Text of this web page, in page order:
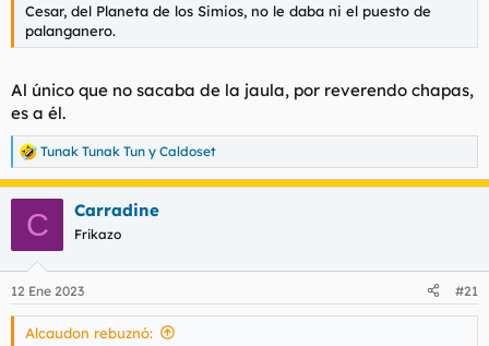
Cesar, del Planeta de los Simios, no le daba ni el puesto de
palanganero.
Al único que no sacaba de la jaula, por reverendo chapas,
es a él.
R
e
a
e
s
Tunak Tunak Tun y Caldoset
C Carradine
Frikazo
12 Ene 2023 #21
Alcaudon rebuznó: